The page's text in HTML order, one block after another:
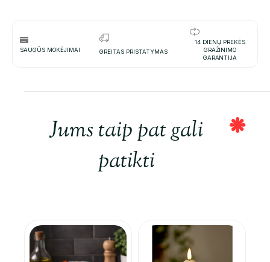
SAUGŪS MOKĖJIMAI GREITAS PRISTATYMAS
14 DIENŲ PREKĖS
GRAŽINIMO
GARANTIJA
Jums taip pat gali
patikti